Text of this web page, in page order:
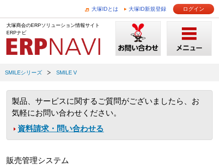
大塚IDとは 大塚ID新規登録 ログイン
大塚商会のERPソリューション情報サイト
ERPナビ
SMILEシリーズ SMILE V
製品、サービスに関するご質問がございましたら、お
気軽にお問い合わせください。
資料請求・問い合わせる
販売管理システム